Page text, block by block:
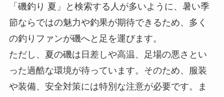
「磯釣り 夏」と検索する人が多いように、暑い季
節ならではの魅力や釣果が期待できるため、多く
の釣りファンが磯へと足を運びます。
ただし、夏の磯は日差しや高温、足場の悪さとい
った過酷な環境が待っています。そのため、服装
や装備、安全対策には特別な注意が必要です。ま